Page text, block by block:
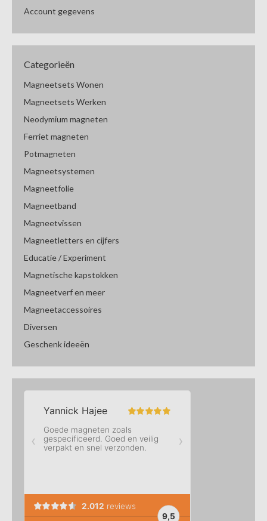
Account gegevens
Categorieën
Magneetsets Wonen
Magneetsets Werken
Neodymium magneten
Ferriet magneten
Potmagneten
Magneetsystemen
Magneetfolie
Magneetband
Magneetvissen
Magneetletters en cijfers
Educatie / Experiment
Magnetische kapstokken
Magneetverf en meer
Magneetaccessoires
Diversen
Geschenk ideeën